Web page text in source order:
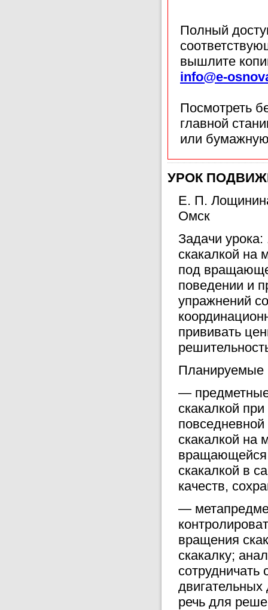
Полный
вышлите
info@e-
Посмотреть
главной
или
УРОК
Е. П.
Омск
Задачи
скакалкой на
под
поведении и
упражнений
прививать
Планируемые
—
скакалкой
скакалкой на
вращающейся
скакалкой в
качеств,
—
вращения
скакалку;
двигательных
речь для